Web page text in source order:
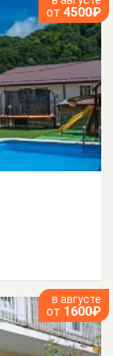
от 4500₽
в августе
от 1600₽